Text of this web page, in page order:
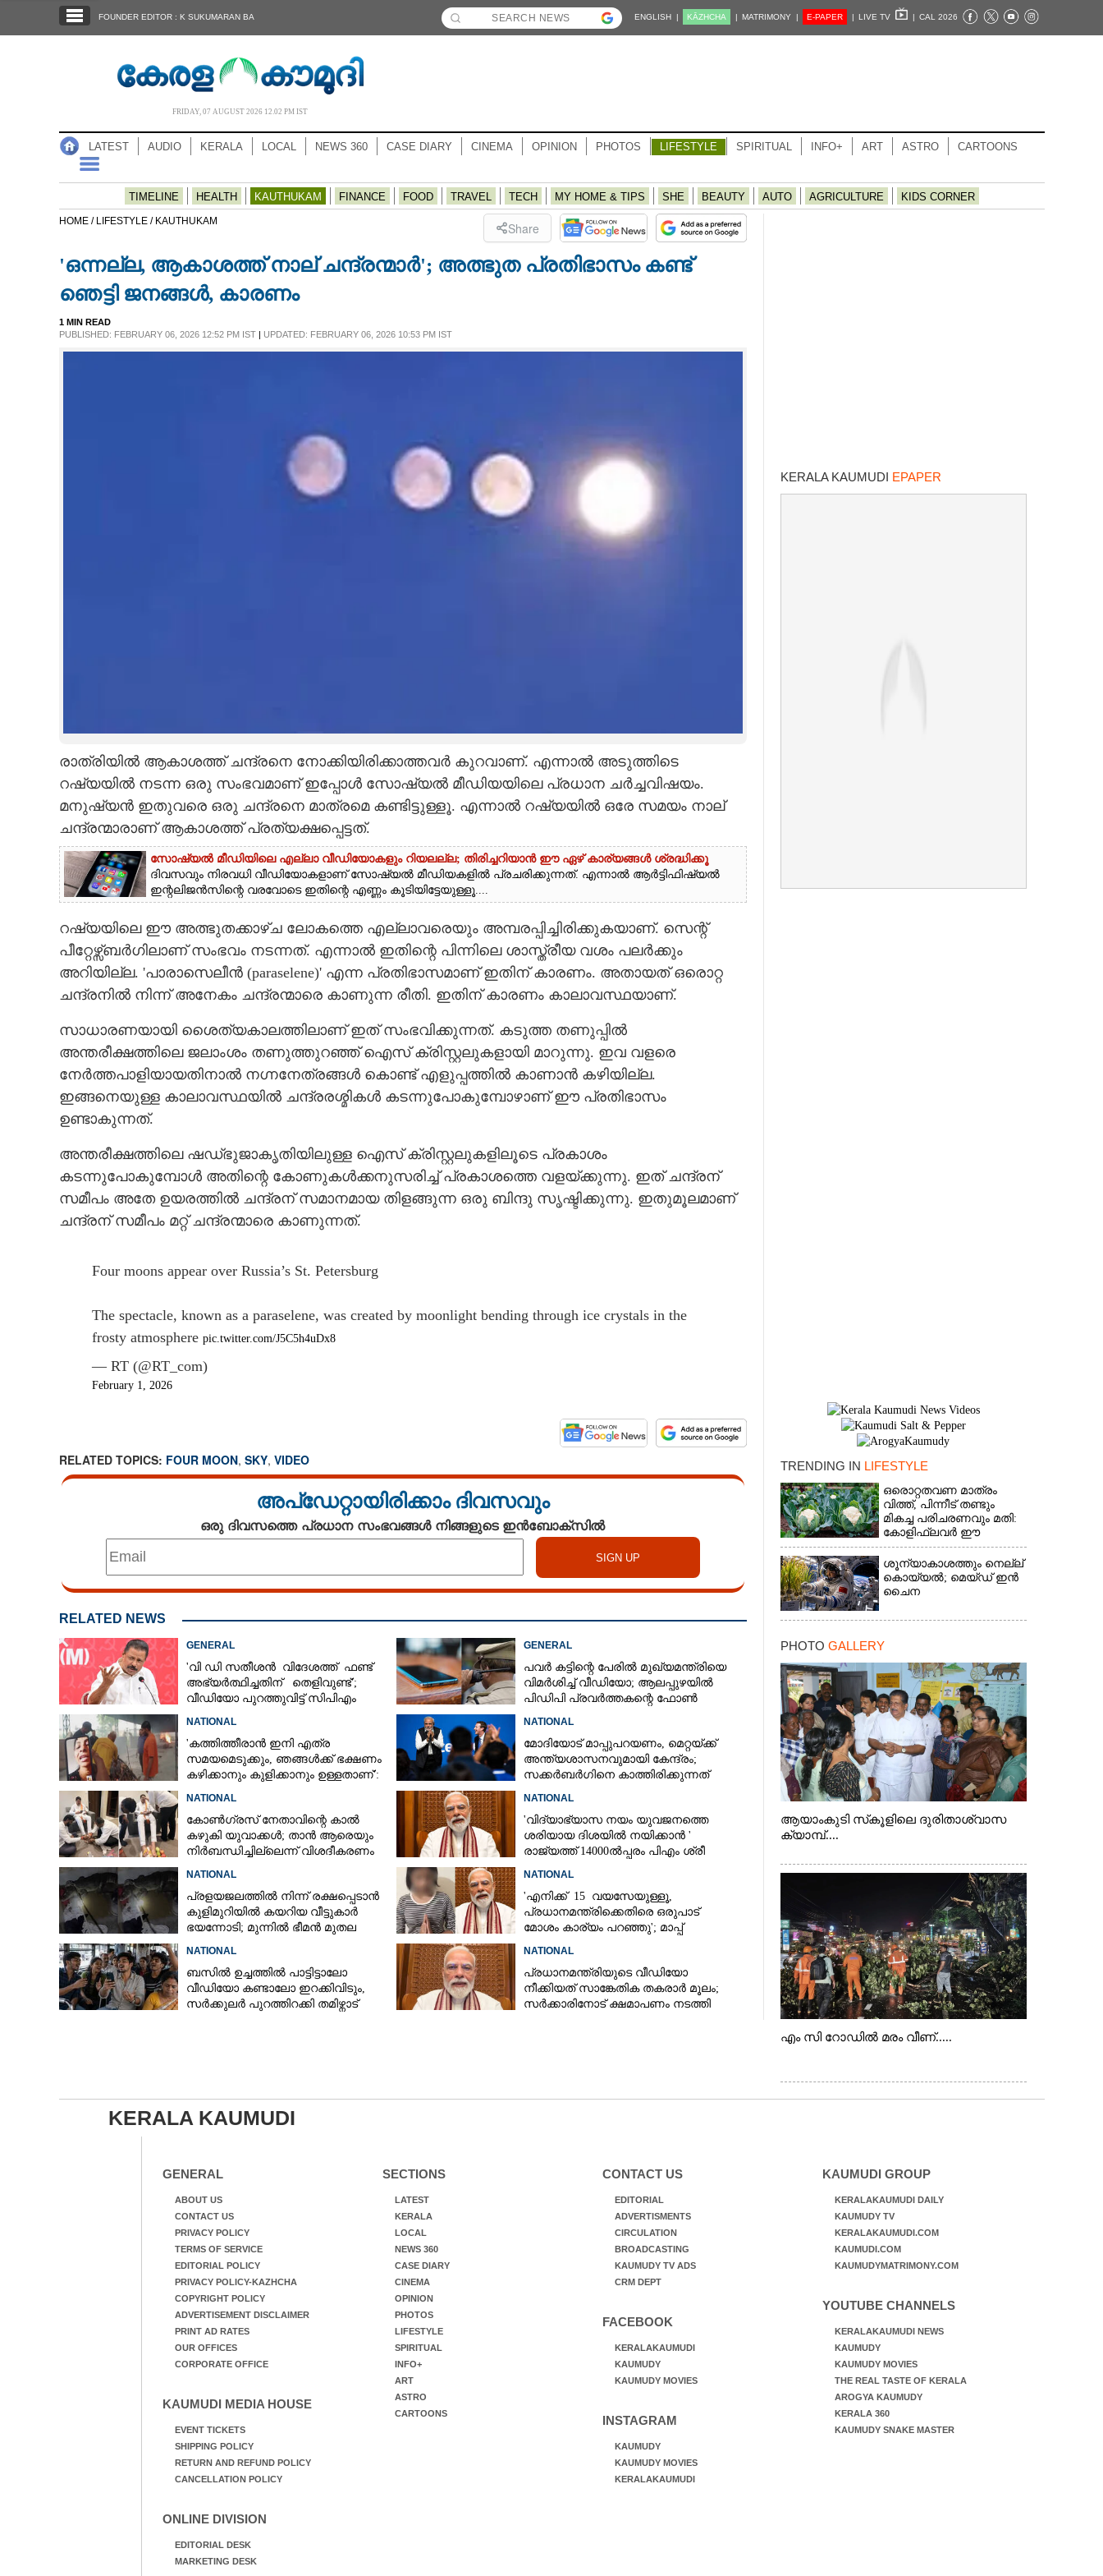
NOTIFIED NEWS
NEWS 360
CASE DIARY
CARTOONS
LITERATURE
CONTACT US
FOUNDER EDITOR : K SUKUMARAN BA ENGLISH | KĀZHCHA | MATRIMONY | E-PAPER | LIVE TV | CAL 2026
FRIDAY, 07 AUGUST 2026 12.02 PM IST
LATEST AUDIO KERALA LOCAL NEWS 360 CASE DIARY CINEMA OPINION PHOTOS LIFESTYLE SPIRITUAL INFO+ ART ASTRO CARTOONS
TIMELINE HEALTH KAUTHUKAM FINANCE FOOD TRAVEL TECH MY HOME & TIPS SHE BEAUTY AUTO AGRICULTURE KIDS CORNER
HOME / LIFESTYLE / KAUTHUKAM Share
'ഒന്നല്ല, ആകാശത്ത് നാല് ചന്ദ്രന്മാ‌ർ'; അത്ഭുത പ്രതിഭാസം കണ്ട്
ഞെട്ടി ജനങ്ങൾ, കാരണം
1 MIN READ
PUBLISHED: FEBRUARY 06, 2026 12:52 PM IST| UPDATED: FEBRUARY 06, 2026 10:53 PM IST
രാത്രിയിൽ ആകാശത്ത് ചന്ദ്രനെ നോക്കിയിരിക്കാത്തവർ കുറവാണ്. എന്നാൽ അടുത്തിടെ
റഷ്യയിൽ നടന്ന ഒരു സംഭവമാണ് ഇപ്പോൾ സോഷ്യൽ മീഡിയയിലെ പ്രധാന ചർച്ചവിഷയം.
മനുഷ്യൻ ഇതുവരെ ഒരു ചന്ദ്രനെ മാത്രമെ കണ്ടിട്ടുള്ളൂ. എന്നാൽ റഷ്യയിൽ ഒരേ സമയം നാല്
ചന്ദ്രന്മാരാണ് ആകാശത്ത് പ്രത്യക്ഷപ്പെട്ടത്.
സോഷ്യൽ മീഡിയിലെ എല്ലാ വീഡിയോകളും റിയലല്ല; തിരിച്ചറിയാൻ ഈ ഏഴ് കാര്യങ്ങൾ ശ്രദ്ധിക്കൂ
ദിവസവും നിരവധി വീഡിയോകളാണ് സോഷ്യൽ മീഡിയകളിൽ പ്രചരിക്കുന്നത്. എന്നാൽ ആർട്ടിഫിഷ്യൽ
ഇന്റലിജൻസിന്റെ വരവോടെ ഇതിന്റെ എണ്ണം കൂടിയിട്ടേയുള്ളൂ....
റഷ്യയിലെ ഈ അത്ഭുതക്കാഴ്ച ലോകത്തെ എല്ലാവരെയും അമ്പരപ്പിച്ചിരിക്കുകയാണ്. സെന്റ്
പീറ്റേഴ്സ്‌ബർഗിലാണ് സംഭവം നടന്നത്. എന്നാൽ ഇതിന്റെ പിന്നിലെ ശാസ്ത്രീയ വശം പലർക്കും
അറിയില്ല. 'പാരാസെലീൻ (paraselene)' എന്ന പ്രതിഭാസമാണ് ഇതിന് കാരണം. അതായത് ഒരൊറ്റ
ചന്ദ്രനിൽ നിന്ന് അനേകം ചന്ദ്രന്മാരെ കാണുന്ന രീതി. ഇതിന് കാരണം കാലാവസ്ഥയാണ്.
സാധാരണയായി ശെെത്യകാലത്തിലാണ് ഇത് സംഭവിക്കുന്നത്. കടുത്ത തണുപ്പിൽ
അന്തരീക്ഷത്തിലെ ജലാംശം തണുത്തുറഞ്ഞ് ഐസ് ക്രിസ്റ്റലുകളായി മാറുന്നു. ഇവ വളരെ
നേർത്തപാളിയായതിനാൽ നഗ്നനേത്രങ്ങൾ കൊണ്ട് എളുപ്പത്തിൽ കാണാൻ കഴിയില്ല.
ഇങ്ങനെയുള്ള കാലാവസ്ഥയിൽ ചന്ദ്രരശ്മികൾ കടന്നുപോകുമ്പോഴാണ് ഈ പ്രതിഭാസം
ഉണ്ടാകുന്നത്.
അന്തരീക്ഷത്തിലെ ഷഡ്ഭുജാകൃതിയിലുള്ള ഐസ് ക്രിസ്റ്റലുകളിലൂടെ പ്രകാശം
കടന്നുപോകുമ്പോൾ അതിന്റെ കോണുകൾക്കനുസരിച്ച് പ്രകാശത്തെ വളയ്ക്കുന്നു. ഇത് ചന്ദ്രന്
സമീപം അതേ ഉയരത്തിൽ ചന്ദ്രന് സമാനമായ തിളങ്ങുന്ന ഒരു ബിന്ദു സൃഷ്ടിക്കുന്നു. ഇതുമൂലമാണ്
ചന്ദ്രന് സമീപം മറ്റ് ചന്ദ്രന്മാരെ കാണുന്നത്.
Four moons appear over Russia’s St. Petersburg
The spectacle, known as a paraselene, was created by moonlight bending through ice crystals in the
frosty atmosphere pic.twitter.com/J5C5h4uDx8
— RT (@RT_com)
February 1, 2026
RELATED TOPICS: FOUR MOON, SKY, VIDEO
അപ്ഡേറ്റായിരിക്കാം ദിവസവും
ഒരു ദിവസത്തെ പ്രധാന സംഭവങ്ങൾ നിങ്ങളുടെ ഇൻബോക്സിൽ
RELATED NEWS
GENERAL
'വി ഡി സതീശൻ വിദേശത്ത് ഫണ്ട്
അഭ്യർത്ഥിച്ചതിന് തെളിവുണ്ട്';
വീഡിയോ പുറത്തുവിട്ട് സിപിഎം
GENERAL
പവർ കട്ടിന്റെ പേരിൽ മുഖ്യമന്ത്രിയെ
വിമർശിച്ച് വീഡിയോ; ആലപ്പുഴയിൽ
പിഡിപി പ്രവർത്തകന്റെ ഫോൺ
NATIONAL
'കത്തിത്തീരാൻ ഇനി എത്ര
സമയമെടുക്കും, ഞങ്ങൾക്ക് ഭക്ഷണം
കഴിക്കാനും കുളിക്കാനും ഉള്ളതാണ്':
NATIONAL
മോദിയോട് മാപ്പുപറയണം, മെറ്റയ്ക്ക്
അന്ത്യശാസനവുമായി കേന്ദ്രം;
സക്കർബർഗിനെ കാത്തിരിക്കുന്നത്
NATIONAL
കോൺഗ്രസ് നേതാവിന്റെ കാൽ
കഴുകി യുവാക്കൾ; താൻ ആരെയും
നിർബന്ധിച്ചില്ലെന്ന് വിശദീകരണം
NATIONAL
'വിദ്യാഭ്യാസ നയം യുവജനത്തെ
ശരിയായ ദിശയിൽ നയിക്കാൻ '
രാജ്യത്ത് 14000ൽപ്പരം പിഎം ശ്രീ
NATIONAL
പ്രളയജലത്തിൽ നിന്ന് രക്ഷപ്പെടാൻ
കുളിമുറിയിൽ കയറിയ വീട്ടുകാർ
ഭയന്നോടി; മുന്നിൽ ഭീമൻ മുതല
NATIONAL
'എനിക്ക് 15 വയസേയുള്ളൂ,​
പ്രധാനമന്ത്രിക്കെതിരെ ഒരുപാട്
മോശം കാര്യം പറഞ്ഞു'; മാപ്പ്
NATIONAL
ബസിൽ ഉച്ചത്തിൽ പാട്ടിട്ടാലോ
വീഡിയോ കണ്ടാലോ ഇറക്കിവിടും,​
സർക്കുലർ പുറത്തിറക്കി തമിഴ്നാട്
NATIONAL
പ്രധാനമന്ത്രിയുടെ വീഡിയോ
നീക്കിയത് സാങ്കേതിക തകരാർ മൂലം;
സർക്കാരിനോട് ക്ഷമാപണം നടത്തി
KERALA KAUMUDI EPAPER
TRENDING IN LIFESTYLE
ഒരൊറ്റതവണ മാത്രം
വിത്ത്, പിന്നീട് തണ്ടും
മികച്ച പരിചരണവും മതി:
കോളിഫ്ലവർ ഈ
രീതിയിലും കൃഷിചെയ്യാം
ശൂന്യാകാശത്തും നെല്ല്
കൊയ്യൽ; മെയ്‌ഡ് ഇൻ
ചൈന
PHOTO GALLERY
ആയാംകുടി സ്‌കൂളിലെ ദുരിതാശ്വാസ
ക്യാമ്പ്....
എം സി റോഡിൽ മരം വീണ്.....
KERALA KAUMUDI
GENERAL
ABOUT US
CONTACT US
PRIVACY POLICY
TERMS OF SERVICE
EDITORIAL POLICY
PRIVACY POLICY-KAZHCHA
COPYRIGHT POLICY
ADVERTISEMENT DISCLAIMER
PRINT AD RATES
OUR OFFICES
CORPORATE OFFICE
KAUMUDI MEDIA HOUSE
EVENT TICKETS
SHIPPING POLICY
RETURN AND REFUND POLICY
CANCELLATION POLICY
ONLINE DIVISION
EDITORIAL DESK
MARKETING DESK
SECTIONS
LATEST
KERALA
LOCAL
NEWS 360
CASE DIARY
CINEMA
OPINION
PHOTOS
LIFESTYLE
SPIRITUAL
INFO+
ART
ASTRO
CARTOONS
CONTACT US
EDITORIAL
ADVERTISMENTS
CIRCULATION
BROADCASTING
KAUMUDY TV ADS
CRM DEPT
FACEBOOK
KERALAKAUMUDI
KAUMUDY
KAUMUDY MOVIES
INSTAGRAM
KAUMUDY
KAUMUDY MOVIES
KERALAKAUMUDI
KAUMUDI GROUP
KERALAKAUMUDI DAILY
KAUMUDY TV
KERALAKAUMUDI.COM
KAUMUDI.COM
KAUMUDYMATRIMONY.COM
YOUTUBE CHANNELS
KERALAKAUMUDI NEWS
KAUMUDY
KAUMUDY MOVIES
THE REAL TASTE OF KERALA
AROGYA KAUMUDY
KERALA 360
KAUMUDY SNAKE MASTER
ജനങ്ങൾ, കാരണം
Share this link
Copy Link